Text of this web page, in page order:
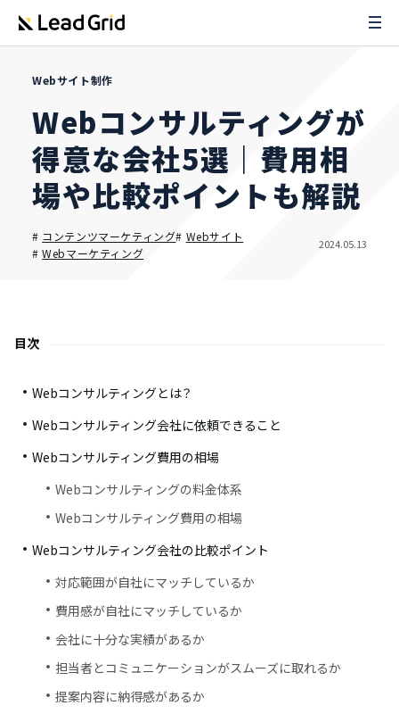
Webサイト制作
Webコンサルティングが
得意な会社5選｜費用相
場や比較ポイントも解説
# コンテンツマーケティング# Webサイト
#Webマーケティング
2024.05.13
目次
Webコンサルティングとは？
Webコンサルティング会社に依頼できること
Webコンサルティング費用の相場
Webコンサルティングの料金体系
Webコンサルティング費用の相場
Webコンサルティング会社の比較ポイント
対応範囲が自社にマッチしているか
費用感が自社にマッチしているか
会社に十分な実績があるか
担当者とコミュニケーションがスムーズに取れるか
提案内容に納得感があるか